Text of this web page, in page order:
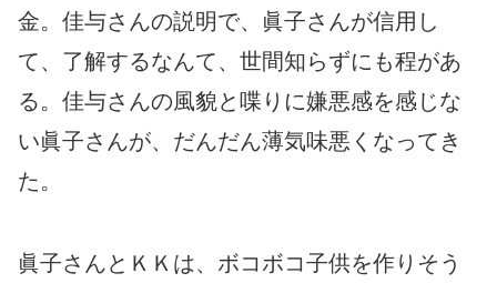
金。佳与さんの説明で、眞子さんが信用し
て、了解するなんて、世間知らずにも程があ
る。佳与さんの風貌と喋りに嫌悪感を感じな
い眞子さんが、だんだん薄気味悪くなってき
た。
眞子さんとＫＫは、ボコボコ子供を作りそう